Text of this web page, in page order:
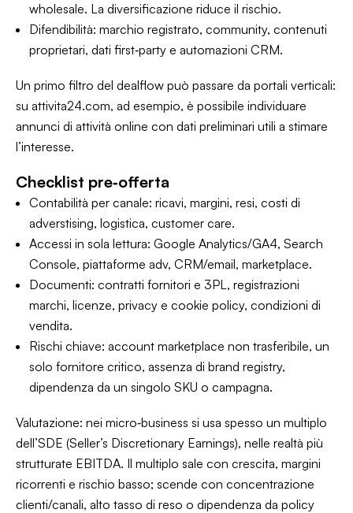
wholesale. La diversificazione riduce il rischio.
Difendibilità: marchio registrato, community, contenuti
proprietari, dati first‑party e automazioni CRM.
Un primo filtro del dealflow può passare da portali verticali:
su attivita24.com, ad esempio, è possibile individuare
annunci di attività online con dati preliminari utili a stimare
l’interesse.
Checklist pre‑offerta
Contabilità per canale: ricavi, margini, resi, costi di
adverstising, logistica, customer care.
Accessi in sola lettura: Google Analytics/GA4, Search
Console, piattaforme adv, CRM/email, marketplace.
Documenti: contratti fornitori e 3PL, registrazioni
marchi, licenze, privacy e cookie policy, condizioni di
vendita.
Rischi chiave: account marketplace non trasferibile, un
solo fornitore critico, assenza di brand registry,
dipendenza da un singolo SKU o campagna.
Valutazione: nei micro‑business si usa spesso un multiplo
dell’SDE (Seller’s Discretionary Earnings), nelle realtà più
strutturate EBITDA. Il multiplo sale con crescita, margini
ricorrenti e rischio basso; scende con concentrazione
clienti/canali, alto tasso di reso o dipendenza da policy